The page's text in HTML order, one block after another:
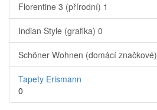
Florentine 3 (přírodní) 1
Indian Style (grafika) 0
Schöner Wohnen (domácí značkové)
Tapety Erismann
0